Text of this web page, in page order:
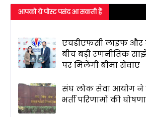
आपको ये पोस्ट पसंद आ सकती हैं
एचडीएफसी लाइफ और
बीच बड़ी रणनीतिक
पर मिलेंगी बीमा सेवाएं
संघ लोक सेवा आयोग ने
भर्ती परिणामों की